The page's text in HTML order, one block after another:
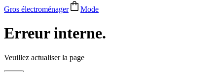
Gros électroménager
Mode
Erreur interne.
Veuillez actualiser la page